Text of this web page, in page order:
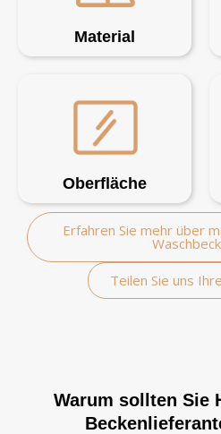
Material
Oberfläche
Erfahren Sie mehr über
Teilen Sie uns
Warum sollten Sie